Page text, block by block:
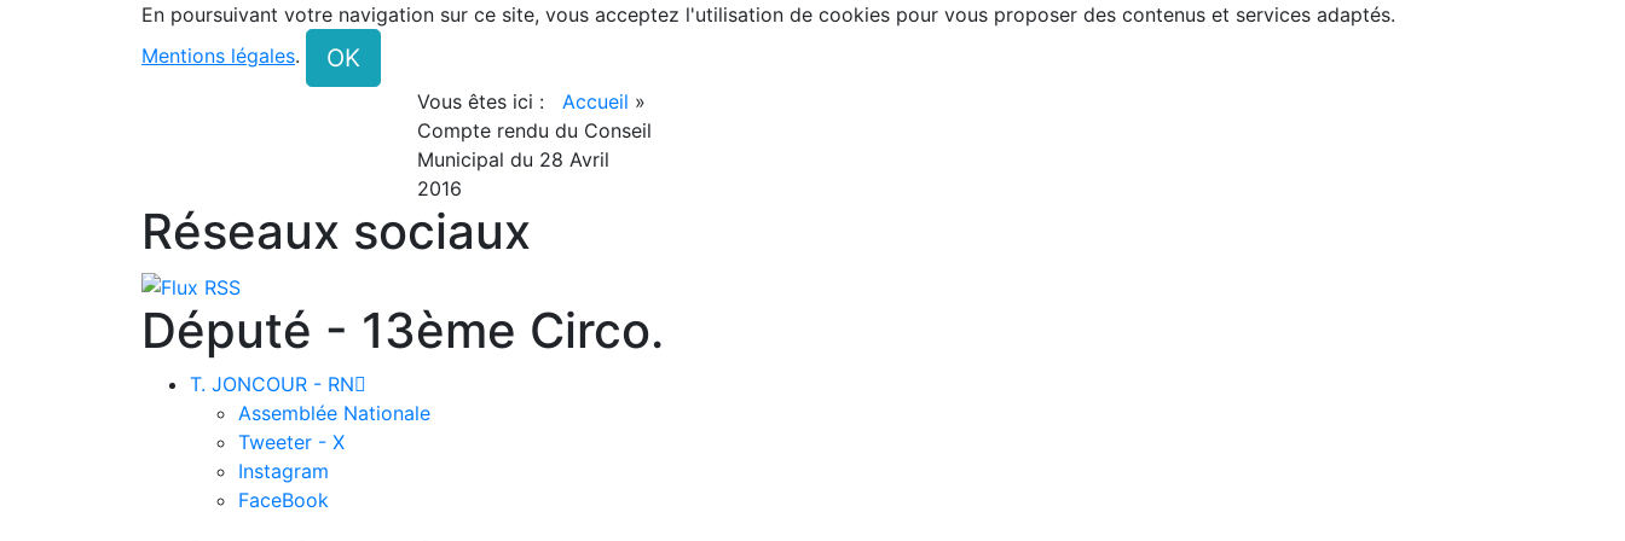
En poursuivant votre navigation sur ce site, vous acceptez l'utilisation de cookies pour vous proposer des contenus et services adaptés.
Mentions légales. OK
Vous êtes ici : Accueil »
Compte rendu du Conseil
Municipal du 28 Avril
2016
Réseaux sociaux
Député - 13ème Circo.
T. JONCOUR - RN
Assemblée Nationale
Tweeter - X
Instagram
FaceBook